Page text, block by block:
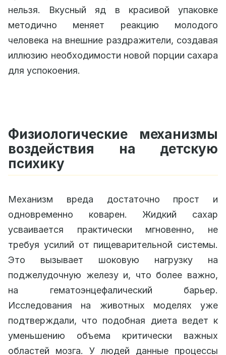
нельзя. Вкусный яд в красивой упаковке
методично меняет реакцию молодого
человека на внешние раздражители, создавая
иллюзию необходимости новой порции сахара
для успокоения.
Физиологические механизмы
воздействия на детскую
психику
Механизм вреда достаточно прост и
одновременно коварен. Жидкий сахар
усваивается практически мгновенно, не
требуя усилий от пищеварительной системы.
Это вызывает шоковую нагрузку на
поджелудочную железу и, что более важно,
на гематоэнцефалический барьер.
Исследования на животных моделях уже
подтверждали, что подобная диета ведет к
уменьшению объема критически важных
областей мозга. У людей данные процессы